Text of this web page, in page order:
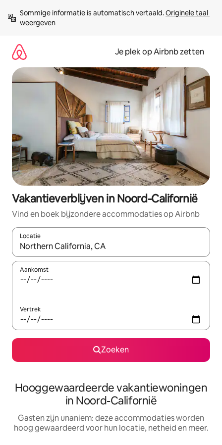
direct
naar
Sommige informatie is automatisch vertaald. Originele taal
weergeven
Je plek op Airbnb zetten
Vakantieverblijven in Noord-Californië
Vind en boek bijzondere accommodaties op Airbnb
Locatie
Wanneer er resultaten beschikbaar zijn, maak je een keuze
Aankomst
Vertrek
Zoeken
Hooggewaardeerde vakantiewoningen
in Noord-Californië
Gasten zijn unaniem: deze accommodaties worden
hoog gewaardeerd voor hun locatie, netheid en meer.